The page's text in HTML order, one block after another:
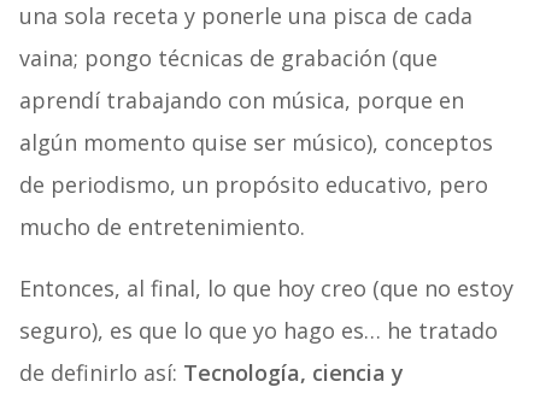
una sola receta y ponerle una pisca de cada
vaina; pongo técnicas de grabación (que
aprendí trabajando con música, porque en
algún momento quise ser músico), conceptos
de periodismo, un propósito educativo, pero
mucho de entretenimiento.
Entonces, al final, lo que hoy creo (que no estoy
seguro), es que lo que yo hago es… he tratado
de definirlo así: Tecnología, ciencia y